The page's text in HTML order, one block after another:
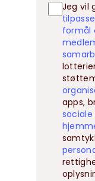
Jeg vil
formål
apps,